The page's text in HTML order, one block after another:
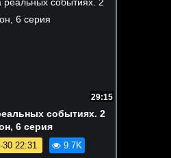
29:15
событиях. 2
6 серия
30 22:31 9.7K